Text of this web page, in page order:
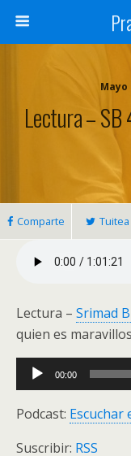
Mayo
Lectura – SB
Comparte Tuitea
Lectura – Srimad
quien es
Audio
Player
00:00
Podcast: Escuchar
Suscribir: RSS